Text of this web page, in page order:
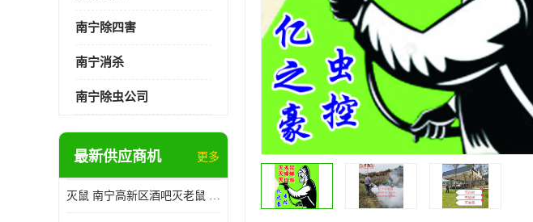
南宁除四害
南宁消杀
南宁除虫公司
最新供应商机 更多
灭鼠 南宁高新区酒吧灭老鼠 诚信经营